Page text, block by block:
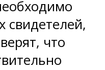
свидетелей,
что